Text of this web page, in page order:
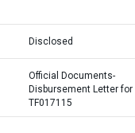
Disclosed
Official Documents-
Disbursement Letter for
TF017115